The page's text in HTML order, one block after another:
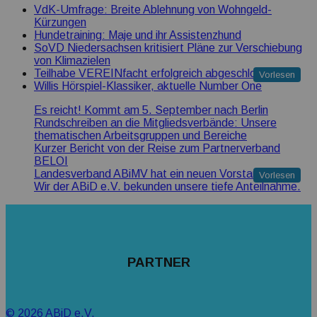
VdK-Umfrage: Breite Ablehnung von Wohngeld-
Kürzungen
Hundetraining: Maje und ihr Assistenzhund
SoVD Niedersachsen kritisiert Pläne zur Verschiebung
von Klimazielen
Teilhabe VEREINfacht erfolgreich abgeschlossen
Willis Hörspiel-Klassiker, aktuelle Number One
Vorlesen
Es reicht! Kommt am 5. September nach Berlin
Rundschreiben an die Mitgliedsverbände: Unsere
thematischen Arbeitsgruppen und Bereiche
Kurzer Bericht von der Reise zum Partnerverband
BELOI
Landesverband ABiMV hat ein neuen Vorstand
Wir der ABiD e.V. bekunden unsere tiefe Anteilnahme.
Vorlesen
PARTNER
© 2026 ABiD e.V.